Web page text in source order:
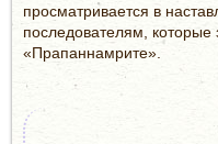
просматривается в
последователям, которые
«Прапаннамрите».